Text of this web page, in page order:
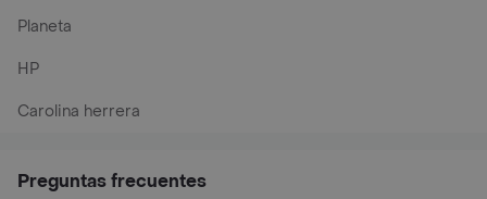
Planeta
HP
Carolina herrera
Preguntas frecuentes